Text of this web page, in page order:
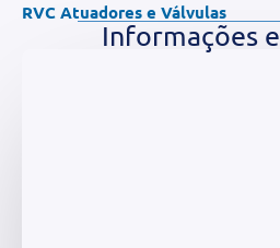
RVC Atuadores e Válvulas
Informações e